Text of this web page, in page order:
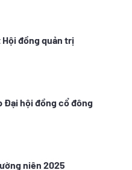
đồng quản trị
Đại hội đồng cổ đông
niên 2025